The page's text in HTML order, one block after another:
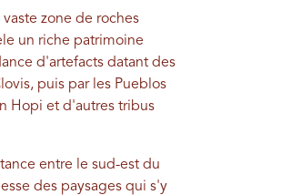
zone de roches
un riche patrimoine
d'artefacts datant des
puis par les Pueblos
Hopi et d'autres tribus
entre le sud-est du
des paysages qui s'y